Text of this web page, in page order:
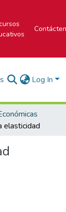
Log In
elasticidad